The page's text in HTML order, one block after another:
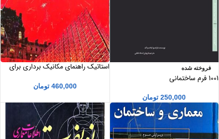
فروخته شده
1001 فرم ساختمانی
250,000 تومان
استاتیک راهنمای مکانیک برداری برای
دکتر ابراهیم واحدیان
460,000 تومان